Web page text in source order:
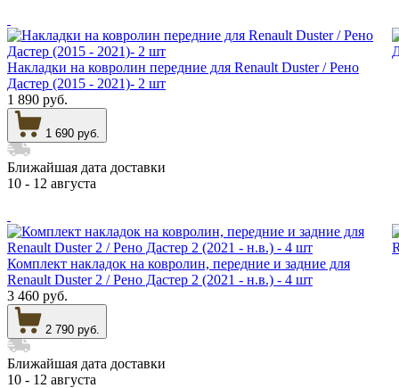
Накладки на ковролин передние для Renault Duster / Рено
Дастер (2015 - 2021)- 2 шт
1 890 руб.
1 690 руб.
Ближайшая дата доставки
10 - 12 августа
Комплект накладок на ковролин, передние и задние для
Renault Duster 2 / Рено Дастер 2 (2021 - н.в.) - 4 шт
3 460 руб.
2 790 руб.
Ближайшая дата доставки
10 - 12 августа